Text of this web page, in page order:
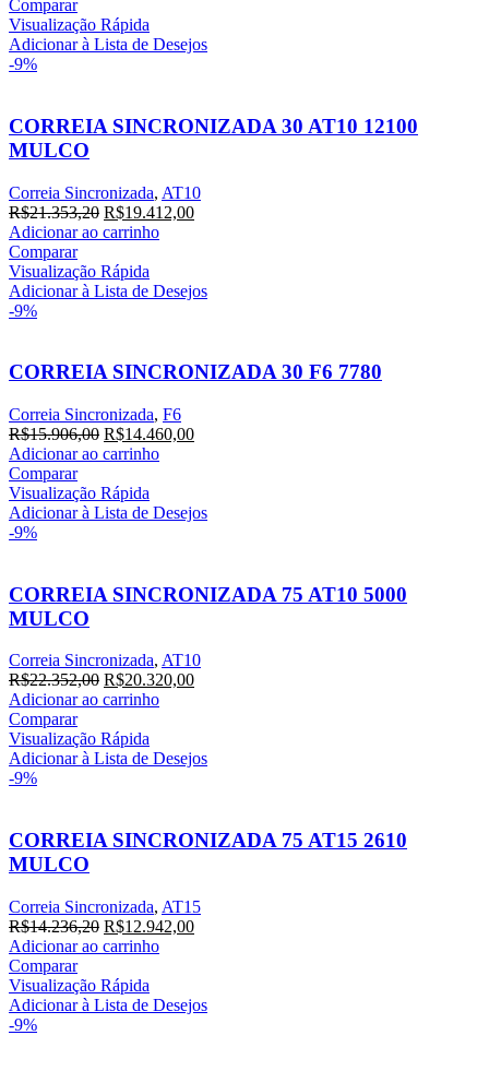
era:
R$25.038,20.R$22.762,00.
Comparar
Visualização Rápida
Adicionar à Lista de Desejos
-9%
CORREIA SINCRONIZADA 30 AT10 12100
MULCO
Correia Sincronizada, AT10
R$21.353,20 O
preço
era:
R$21.353,20.
R$19.412,00O
R$19.412,00.
Adicionar ao carrinho
Comparar
Visualização Rápida
Adicionar à Lista de Desejos
-9%
CORREIA SINCRONIZADA 30 F6 7780
Correia Sincronizada, F6
R$15.906,00 O
preço
era:
R$15.906,00.
R$14.460,00O
R$14.460,00.
Adicionar ao carrinho
Comparar
Visualização Rápida
Adicionar à Lista de Desejos
-9%
CORREIA SINCRONIZADA 75 AT10 5000
MULCO
Correia Sincronizada, AT10
R$22.352,00 O
preço
era:
R$22.352,00.
R$20.320,00O
R$20.320,00.
Adicionar ao carrinho
Comparar
Visualização Rápida
Adicionar à Lista de Desejos
-9%
CORREIA SINCRONIZADA 75 AT15 2610
MULCO
Correia Sincronizada, AT15
R$14.236,20 O
preço
era:
R$14.236,20.
R$12.942,00O
R$12.942,00.
Adicionar ao carrinho
Comparar
Visualização Rápida
Adicionar à Lista de Desejos
-9%